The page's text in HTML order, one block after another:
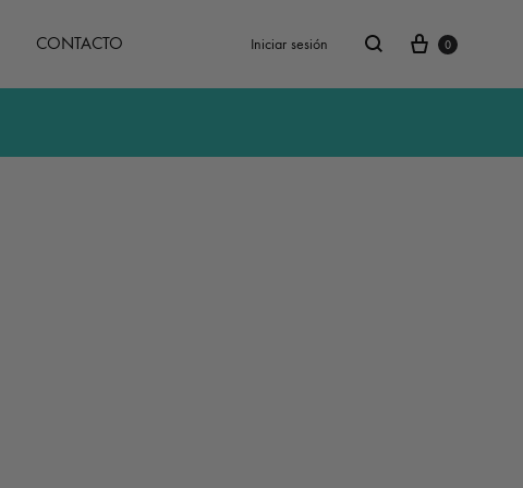
CONTACTO Iniciar sesión Buscar Carrito
0